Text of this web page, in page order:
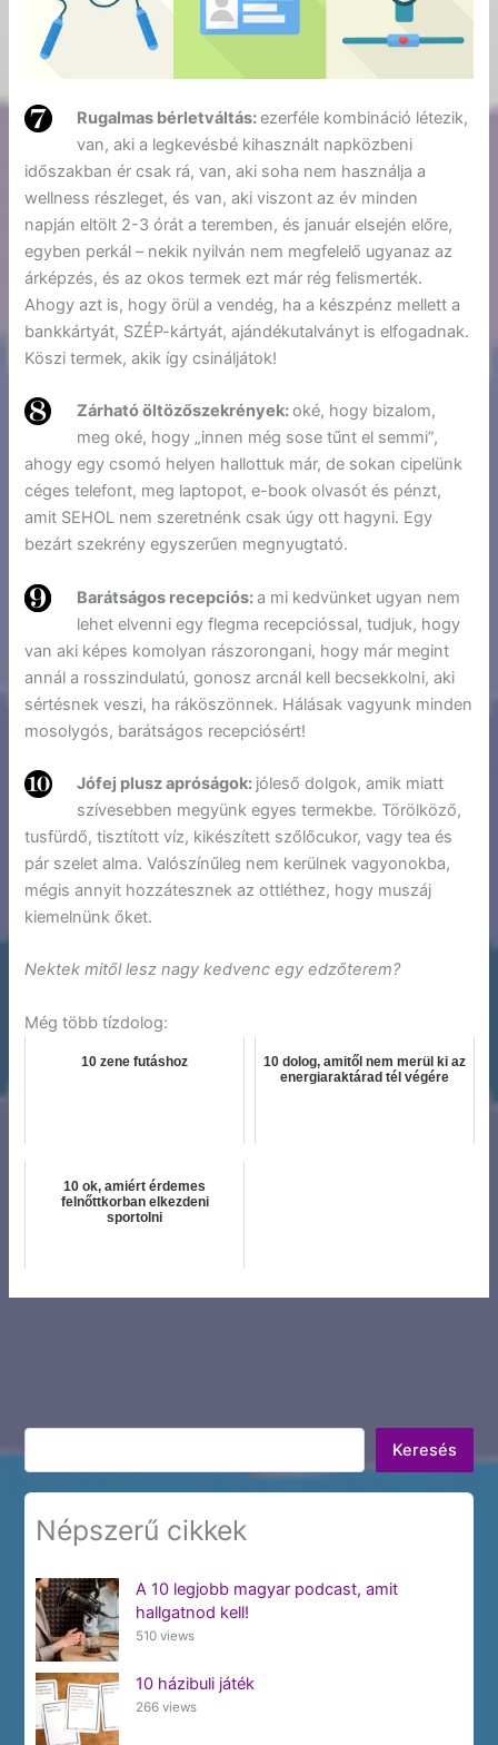
Rugalmas bérletváltás:ezerféle kombináció létezik,
van, aki a legkevésbé kihasznált napközbeni
időszakban ér csak rá, van, aki soha nem használja a
wellness részleget, és van, aki viszont az év minden
napján eltölt 2-3 órát a teremben, és január elsején előre,
egyben perkál – nekik nyilván nem megfelelő ugyanaz az
árképzés, és az okos termek ezt már rég felismerték.
Ahogy azt is, hogy örül a vendég, ha a készpénz mellett a
bankkártyát, SZÉP-kártyát, ajándékutalványt is elfogadnak.
Köszi termek, akik így csináljátok!
Zárható öltözőszekrények:oké, hogy bizalom,
meg oké, hogy „innen még sose tűnt el semmi”,
ahogy egy csomó helyen hallottuk már, de sokan cipelünk
céges telefont, meg laptopot, e-book olvasót és pénzt,
amit SEHOL nem szeretnénk csak úgy ott hagyni. Egy
bezárt szekrény egyszerűen megnyugtató.
Barátságos recepciós:a mi kedvünket ugyan nem
lehet elvenni egy flegma recepcióssal, tudjuk, hogy
van aki képes komolyan rászorongani, hogy már megint
annál a rosszindulatú, gonosz arcnál kell becsekkolni, aki
sértésnek veszi, ha ráköszönnek. Hálásak vagyunk minden
mosolygós, barátságos recepciósért!
Jófej plusz apróságok: jóleső dolgok, amik miatt
szívesebben megyünk egyes termekbe. Törölköző,
tusfürdő, tisztított víz, kikészített szőlőcukor, vagy tea és
pár szelet alma. Valószínűleg nem kerülnek vagyonokba,
mégis annyit hozzátesznek az ottléthez, hogy muszáj
kiemelnünk őket.
Nektek mitől lesz nagy kedvenc egy edzőterem?
Még több tízdolog:
10 zene futáshoz
10 dolog, amitől nem merül ki az
energiaraktárad tél végére
10 ok, amiért érdemes
felnőttkorban elkezdeni
sportolni
Keresés
Keresés
Népszerű cikkek
A 10 legjobb magyar podcast, amit
hallgatnod kell!
510 views
10 házibuli játék
266 views